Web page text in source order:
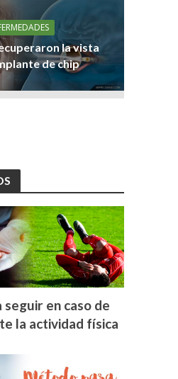
la vista
de chip
seguir en caso de
la actividad física